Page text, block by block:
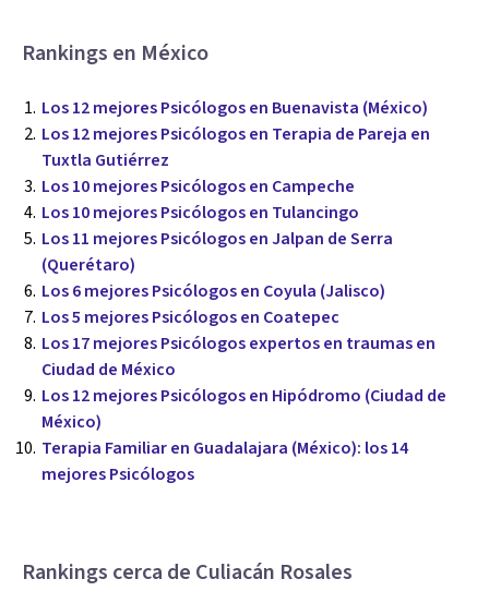
Rankings en México
Los 12 mejores Psicólogos en Buenavista (México)
Los 12 mejores Psicólogos en Terapia de Pareja en
Tuxtla Gutiérrez
Los 10 mejores Psicólogos en Campeche
Los 10 mejores Psicólogos en Tulancingo
Los 11 mejores Psicólogos en Jalpan de Serra
(Querétaro)
Los 6 mejores Psicólogos en Coyula (Jalisco)
Los 5 mejores Psicólogos en Coatepec
Los 17 mejores Psicólogos expertos en traumas en
Ciudad de México
Los 12 mejores Psicólogos en Hipódromo (Ciudad de
México)
Terapia Familiar en Guadalajara (México): los 14
mejores Psicólogos
Rankings cerca de Culiacán Rosales